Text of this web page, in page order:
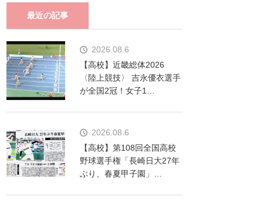
最近の記事
2026.08.6
【高校】近畿総体2026
〈陸上競技〉 吉永優衣選手
が全国2冠！女子1…
2026.08.6
【高校】第108回全国高校
野球選手権「長崎日大27年
ぶり、春夏甲子園」…